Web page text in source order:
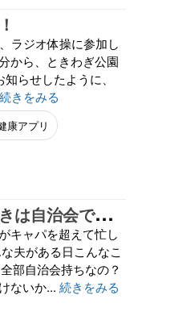
ラジオ体操に参加し
から、ときわぎ公園
らせしたように、
続きをみる
康アプリ
老
朽化した自治会館が今、問題に…修繕するときは自治会で費用を負担するしかないの？
キャパを超えて忙し
夫がある日こんなこ
部自治会持ちなの？
ないか... 続きをみる